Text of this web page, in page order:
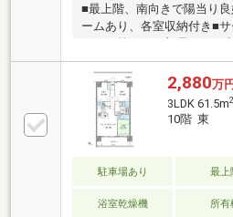
■最上階、南向きで陽当り
ームあり、各室収納付き■
パー・ドラッグストア・病
校・中学校が徒歩10分圏
能■ご希望の場合、LDK及
に間仕切り工事を行います
に1回管理会社による抽選
円）
2,880万円
3LDK 61.5m2
10階 東
駐車場あり 最上
浴室乾燥機 所有